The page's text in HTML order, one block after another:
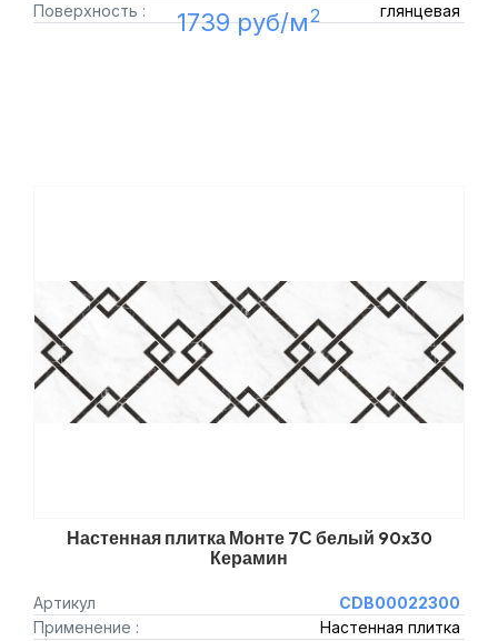
Поверхность :
глянцевая
1739 руб/м2
Настенная плитка Монте 7С белый 90x30
Керамин
Артикул
CDB00022300
Применение :
Настенная плитка